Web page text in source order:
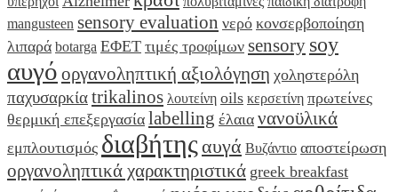
mangusteen sensory evaluation νερό κονσερβοποίηση
λιπαρά botarga ΕΦΕΤ τιμές τροφίμων sensory soy
αυγό οργανοληπτική αξιολόγηση χοληστερόλη
παχυσαρκίαtrikalinos λουτείνη oils κερσετίνη πρωτείνες
θερμική επεξεργασία labelling έλαια νανοϋλικά
εμπλουτισμός διαβήτηςαυγά Βυζάντιο αποστείρωση
οργανοληπτικά χαρακτηριστικά greek breakfast